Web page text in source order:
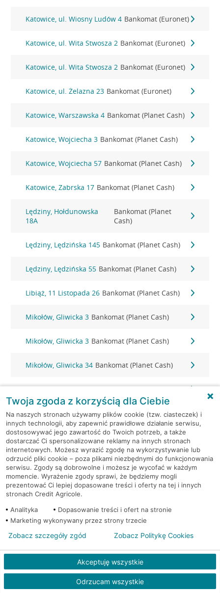
Katowice, ul. Wiosny Ludów 4 Bankomat (Euronet)
Katowice, ul. Wita Stwosza 2 Bankomat (Euronet)
Katowice, ul. Wita Stwosza 2 Bankomat (Euronet)
Katowice, ul. Żelazna 23 Bankomat (Euronet)
Katowice, Warszawska 4 Bankomat (Planet Cash)
Katowice, Wojciecha 3 Bankomat (Planet Cash)
Katowice, Wojciecha 57 Bankomat (Planet Cash)
Katowice, Zabrska 17 Bankomat (Planet Cash)
Lędziny, Hołdunowska
18A
Bankomat (Planet
Cash)
Lędziny, Lędzińska 145 Bankomat (Planet Cash)
Lędziny, Lędzińska 55 Bankomat (Planet Cash)
Libiąż, 11 Listopada 26 Bankomat (Planet Cash)
Mikołów, Gliwicka 3 Bankomat (Planet Cash)
Mikołów, Gliwicka 3 Bankomat (Planet Cash)
Mikołów, Gliwicka 34 Bankomat (Planet Cash)
Mikołów, Pszczyńska 14 Bankomat (Planet Cash)
Mikołów, Rynek 12 Bankomat w placówce CA BP
Mikołów, Rynek 5 Bankomat (Planet Cash)
Mikołów, ul. Gliwicka 2 Bankomat (Euronet)
Mikołów, ul. Jana Pawła II 10 Bankomat (Euronet)
Mikołów, ul. Podleska 8A Bankomat (Euronet)
Mikołów, ul. Rybnicka 7 Bankomat (Euronet)
Mysłowice, Chopina 1 Bankomat (Planet Cash)
Mysłowice, Gen.Ziętka 63 Bankomat (Planet Cash)
Twoja zgoda z korzyścią dla Ciebie
Na naszych stronach używamy plików cookie (tzw. ciasteczek) i
innych technologii, aby zapewnić prawidłowe działanie serwisu,
dostosowywać jego zawartość do Twoich potrzeb, a także
dostarczać Ci spersonalizowane reklamy na innych stronach
internetowych. Możesz wyrazić zgodę na wykorzystywanie lub
odrzucić pliki cookie – poza plikami niezbędnymi do funkcjonowania
serwisu. Zgody są dobrowolne i możesz je wycofać w każdym
momencie. Wyrażenie zgody sprawi, że będziemy mogli
prezentować Ci lepiej dopasowane treści i oferty na tej i innych
stronach Credit Agricole.
Analityka
Dopasowanie treści i ofert na stronie
Marketing wykonywany przez strony trzecie
Akceptuję wszystkie
Odrzucam wszystkie
Zobacz szczegóły zgód Zobacz Politykę Cookies